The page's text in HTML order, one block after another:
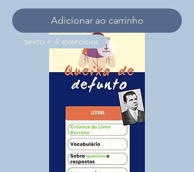
Adicionar ao carrinho
texto + 4 exercícios